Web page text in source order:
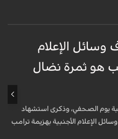
وسائل الإعلام
هو ثمرة نضال
يوم الصحفي، وذكرى استشهاد
الإعلام الأجنبية بهزيمة ترامب